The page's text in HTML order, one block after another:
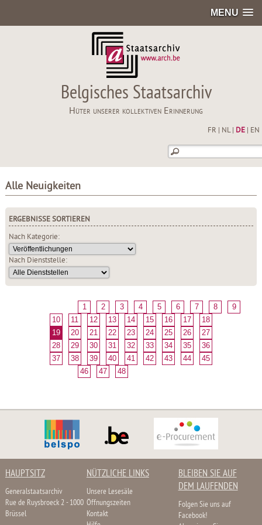
MENU
Belgisches Staatsarchiv
Hüter unserer kollektiven Erinnerung
FR NL| DE| EN
Alle Neuigkeiten
ERGEBNISSE SORTIEREN
Nach Kategorie:
Nach Dienststelle:
1 2 3 4 5 6 7 8
9
10
11 12 13 14 15 16 17
18
19
20 21 22 23 24 25 26
27
28
29 30 31 32 33 34 35
36
37
38 39 40 41 42 43 44
45
46
47 48
HAUPTSITZ
Generalstaatsarchiv
Rue de Ruysbroeck 2 - 1000
Brüssel
NÜTZLICHE LINKS
Unsere Lesesäle
Öffnungszeiten
Kontakt
BLEIBEN SIE AUF
DEM LAUFENDEN
Folgen Sie uns auf
Facebook!